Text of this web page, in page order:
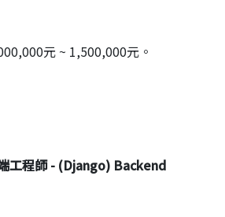
元 ~ 1,500,000元。
工程師- (Django) Backend